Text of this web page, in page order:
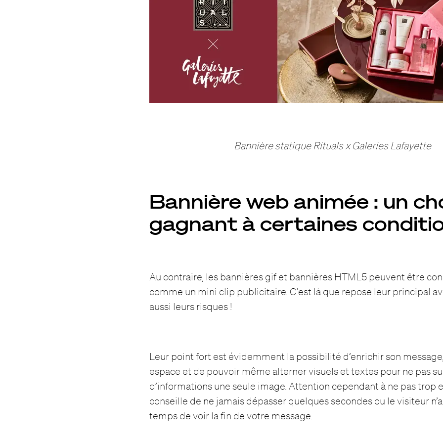
Bannière statique Rituals x Galeries Lafayette
Bannière web animée : un
gagnant à certaines
Au contraire, les bannières gif et bannières HTML5 peuvent être
comme un mini clip publicitaire. C’est là que repose leur principal
aussi leurs risques !
Leur point fort est évidemment la possibilité d’enrichir son
espace et de pouvoir même alterner visuels et textes pour ne pas
d’informations une seule image. Attention cependant à ne pas trop
conseille de ne jamais dépasser quelques secondes ou le visiteur
temps de voir la fin de votre message.